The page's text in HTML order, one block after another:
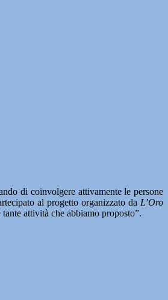
di coinvolgere attivamente le persone
al progetto organizzato da L’Oro
attività che abbiamo proposto”.